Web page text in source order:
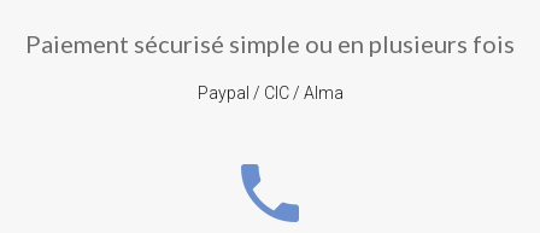
Paiement sécurisé simple ou en plusieurs fois
Paypal / CIC / Alma
phone